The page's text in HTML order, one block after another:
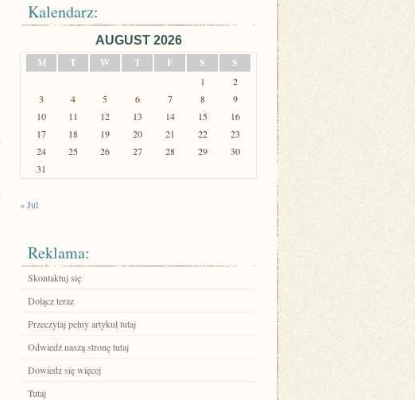
Kalendarz:
AUGUST 2026
M
T W T F S S
1
2
3
4 5 6 7 8
9
10
11 12 13 14 15
16
17
18 19 20 21 22
23
24
25 26 27 28 29
30
31
« Jul
Reklama:
Skontaktuj się
Dołącz teraz
Przeczytaj pełny artykuł tutaj
Odwiedź naszą stronę tutaj
Dowiedz się więcej
Tutaj